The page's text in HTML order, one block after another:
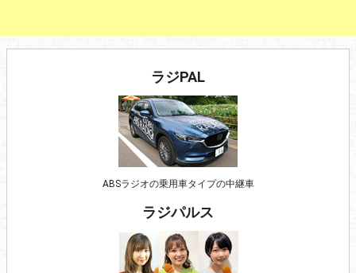
ラジPAL
ABSラジオの乗用車タイプの中継車
ラジパルス